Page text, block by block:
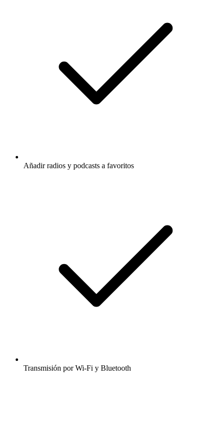
Añadir radios y podcasts a favoritos
Transmisión por Wi-Fi y Bluetooth